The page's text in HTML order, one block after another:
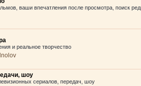
ваши впечатления после просмотра, поиск
и реальное творчество
шоу
сериалов, передач, шоу